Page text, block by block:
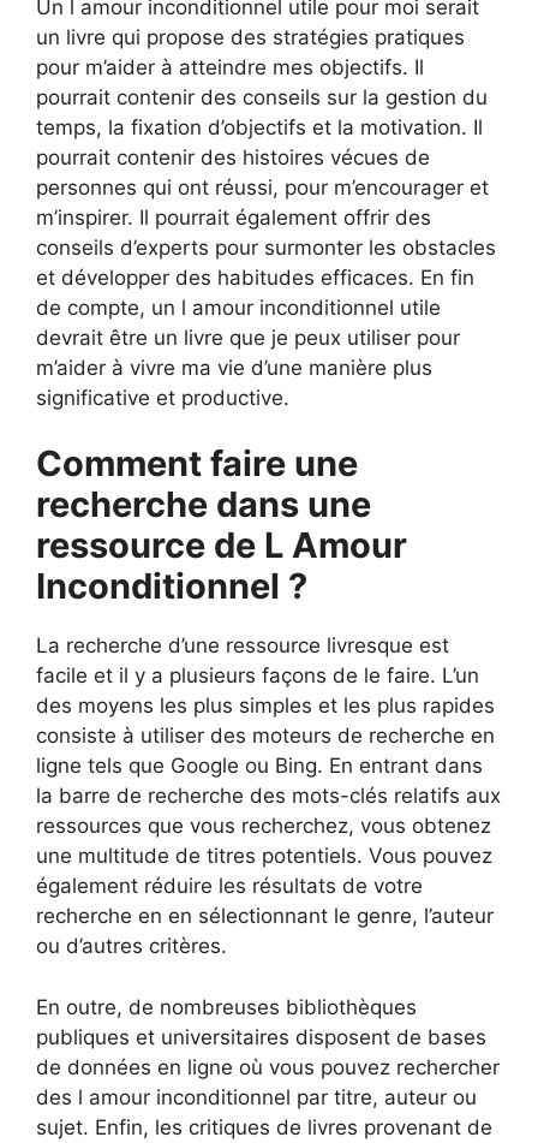
Un l amour inconditionnel utile pour moi serait
un livre qui propose des stratégies pratiques
pour m’aider à atteindre mes objectifs. Il
pourrait contenir des conseils sur la gestion du
temps, la fixation d’objectifs et la motivation. Il
pourrait contenir des histoires vécues de
personnes qui ont réussi, pour m’encourager et
m’inspirer. Il pourrait également offrir des
conseils d’experts pour surmonter les obstacles
et développer des habitudes efficaces. En fin
de compte, un l amour inconditionnel utile
devrait être un livre que je peux utiliser pour
m’aider à vivre ma vie d’une manière plus
significative et productive.
Comment faire une
recherche dans une
ressource de L Amour
Inconditionnel ?
La recherche d’une ressource livresque est
facile et il y a plusieurs façons de le faire. L’un
des moyens les plus simples et les plus rapides
consiste à utiliser des moteurs de recherche en
ligne tels que Google ou Bing. En entrant dans
la barre de recherche des mots-clés relatifs aux
ressources que vous recherchez, vous obtenez
une multitude de titres potentiels. Vous pouvez
également réduire les résultats de votre
recherche en en sélectionnant le genre, l’auteur
ou d’autres critères.
En outre, de nombreuses bibliothèques
publiques et universitaires disposent de bases
de données en ligne où vous pouvez rechercher
des l amour inconditionnel par titre, auteur ou
sujet. Enfin, les critiques de livres provenant de